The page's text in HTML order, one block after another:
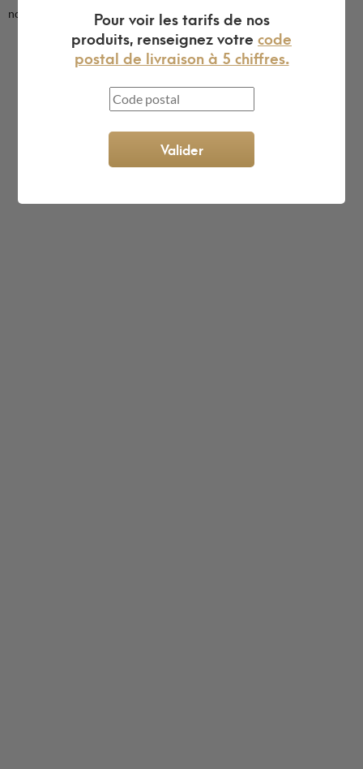
notre service
L'expert du gravier décoratif en
vous propose un large choix de matériaux en ligne :
Pour voir les tarifs de nos
produits, renseignez votre code
postal de livraison à 5 chiffres.
Valider